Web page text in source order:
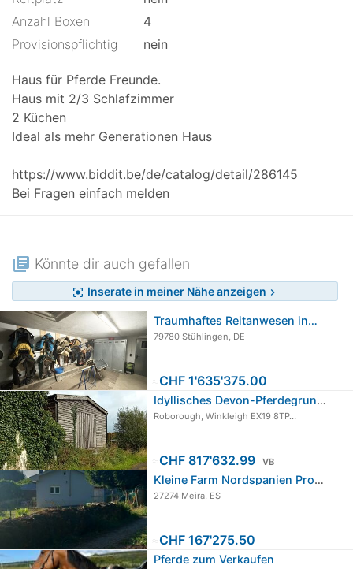
Anzahl Boxen
4
Provisionspflichtig
nein
Haus für Pferde Freunde.
Haus mit 2/3 Schlafzimmer
2 Küchen
Ideal als mehr Generationen Haus
https://www.biddit.be/de/catalog/detail/286145
Bei Fragen einfach melden
library_books Könnte dir auch gefallen
center_focus_strong Inserate in meiner Nähe anzeigen chevron_right
Traumhaftes Reitanwesen in…
79780 Stühlingen, DE
CHF 1'635'375.00
Idyllisches Devon-Pferdegrundstück
Roborough, Winkleigh EX19 8TP…
CHF 817'632.99 VB
Kleine Farm Nordspanien Provinz Lugo…
27274 Meira, ES
CHF 167'275.50
Pferde zum Verkaufen